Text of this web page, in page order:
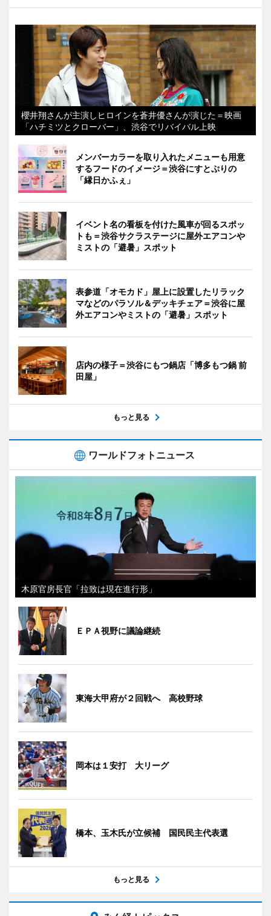
櫻井翔さんが主演しヒロインを蒼井優さんが演じた＝映画
「ハチミツとクローバー」、渋谷でリバイバル上映
メンバーカラーを取り入れたメニューも用意
するフードのイメージ＝渋谷にすとぷりの
「縁日かふぇ」
イベント名の看板を付けた風車が回るスポッ
トも＝渋谷サクラステージに屋外エアコンや
ミストの「避暑」スポット
表参道「オモカド」屋上に設置したリラック
マなどのパラソル＆デッキチェア＝渋谷に屋
外エアコンやミストの「避暑」スポット
店内の様子＝渋谷にもつ鍋店「博多もつ鍋 前
田屋」
もっと見る
ワールドフォトニュース
木原官房長官「拉致は現在進行形」
ＥＰＡ視野に議論継続
東海大甲府が２回戦へ 高校野球
岡本は１安打 大リーグ
橋本、玉木氏が立候補 国民民主代表選
もっと見る